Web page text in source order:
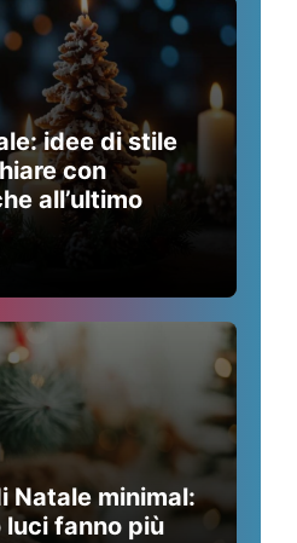
idee di stile
con
all’ultimo
Natale minimal:
luci fanno più